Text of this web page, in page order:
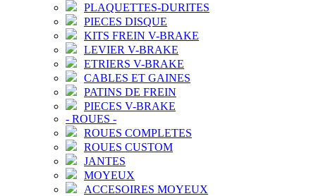
PLAQUETTES-DURITES
PIECES DISQUE
KITS FREIN V-BRAKE
LEVIER V-BRAKE
ETRIERS V-BRAKE
CABLES ET GAINES
PATINS DE FREIN
PIECES V-BRAKE
- ROUES -
ROUES COMPLETES
ROUES CUSTOM
JANTES
MOYEUX
ACCESOIRES MOYEUX